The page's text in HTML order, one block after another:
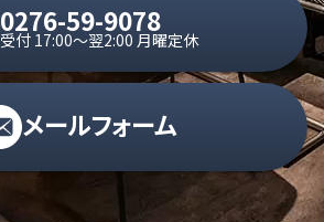
0276-59-9078
受付 17:00〜翌2:00 月曜定休
メールフォーム